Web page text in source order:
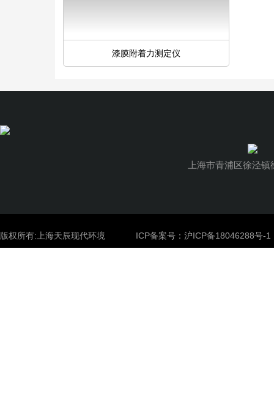
漆膜附着力测定仪
上海市青浦区徐泾
版权所有:上海天辰现代环境 ICP备案号： 沪ICP备18046288号-1